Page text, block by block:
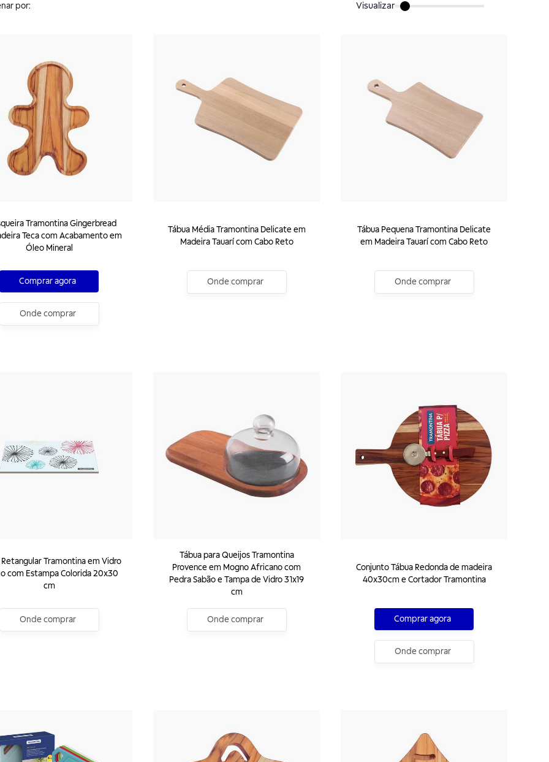
por: Visualizar
Tramontina Gingerbread
Teca com Acabamento em
Óleo Mineral
Comprar agora
Onde comprar
Tábua Média Tramontina Delicate em
Madeira Tauarí com Cabo Reto
Onde comprar
Tábua Pequena Tramontina Delicate
em Madeira Tauarí com Cabo Reto
Onde comprar
Retangular Tramontina em Vidro
com Estampa Colorida 20x30
cm
Onde comprar
Tábua para Queijos Tramontina
Provence em Mogno Africano com
Pedra Sabão e Tampa de Vidro 31x19
cm
Onde comprar
Conjunto Tábua Redonda de madeira
40x30cm e Cortador Tramontina
Comprar agora
Onde comprar